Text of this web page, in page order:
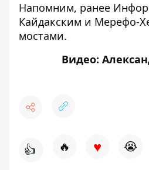
Напомним, ранее
Кайдакским и Мерефо-
мостами.
Видео:
👍 🔥 ♥ 😭